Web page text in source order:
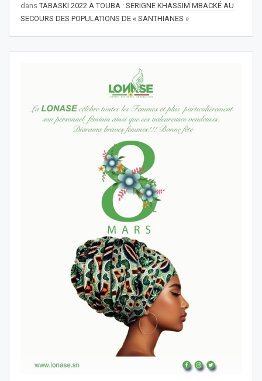
dansTABASKI 2022 À TOUBA : SERIGNE KHASSIM MBACKÉ AU
SECOURS DES POPULATIONS DE « SANTHIANES »